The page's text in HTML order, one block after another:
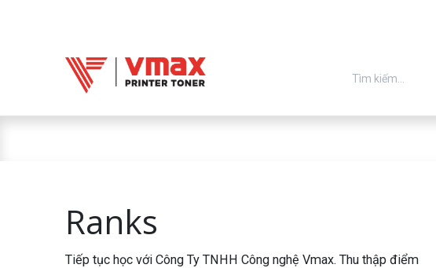
Ranks
Tiếp tục học với Công Ty TNHH Công nghệ Vmax. Thu thập điểm